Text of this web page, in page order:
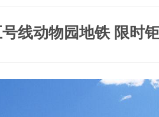
线动物园地铁 限时